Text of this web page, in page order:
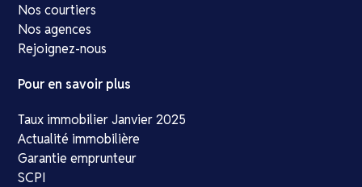
Nos courtiers
Nos agences
Rejoignez-nous
Pour en savoir plus
Taux immobilier Janvier 2025
Actualité immobilière
Garantie emprunteur
SCPI